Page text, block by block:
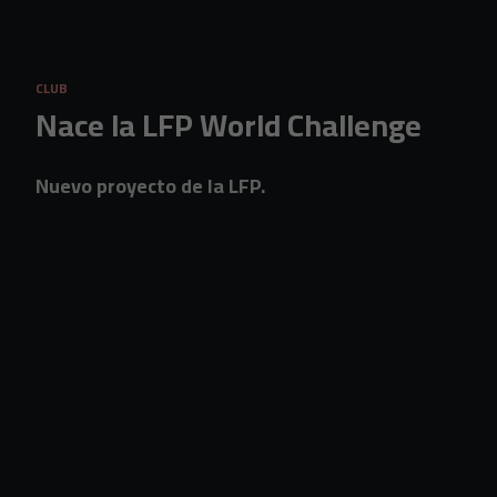
CLUB
Nace la LFP World Challenge
Nuevo proyecto de la LFP.